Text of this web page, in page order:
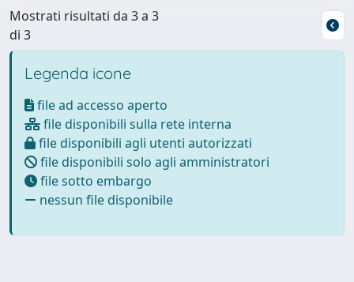
Mostrati risultati da 3 a 3
di 3
Legenda icone
file ad accesso aperto
file disponibili sulla rete interna
file disponibili agli utenti autorizzati
file disponibili solo agli amministratori
file sotto embargo
nessun file disponibile